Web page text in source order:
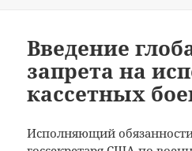
Введение
запрета на
кассетных
Исполняющий